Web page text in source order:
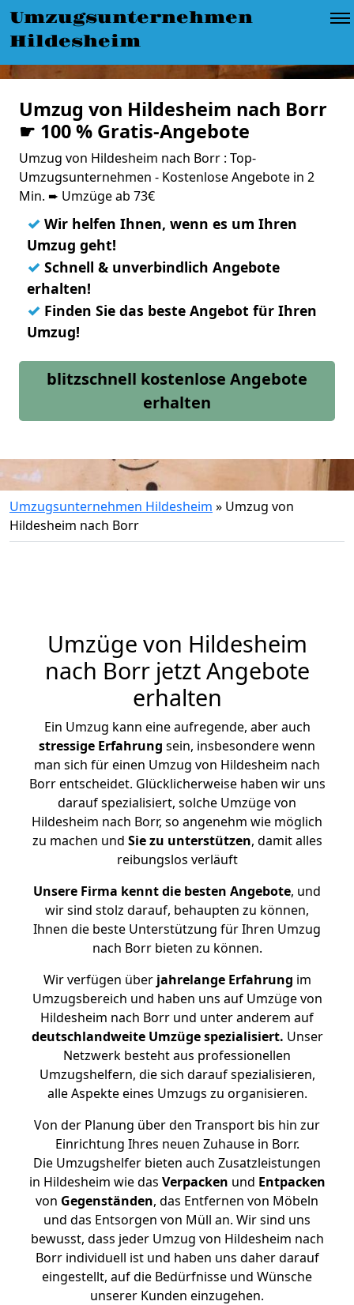
Umzugsunternehmen
Hildesheim
Umzug von Hildesheim nach Borr
☛ 100 % Gratis-Angebote
Umzug von Hildesheim nach Borr : Top-
Umzugsunternehmen - Kostenlose Angebote in 2
Min. ➨ Umzüge ab 73€
✓ Wir helfen Ihnen, wenn es um Ihren
Umzug geht!
✓ Schnell & unverbindlich Angebote
erhalten!
✓ Finden Sie das beste Angebot für Ihren
Umzug!
blitzschnell kostenlose Angebote
erhalten
Umzugsunternehmen Hildesheim » Umzug von
Hildesheim nach Borr
Umzüge von Hildesheim
nach Borr jetzt Angebote
erhalten
Ein Umzug kann eine aufregende, aber auch
stressige Erfahrung sein, insbesondere wenn
man sich für einen Umzug von Hildesheim nach
Borr entscheidet. Glücklicherweise haben wir uns
darauf spezialisiert, solche Umzüge von
Hildesheim nach Borr, so angenehm wie möglich
zu machen und Sie zu unterstützen, damit alles
reibungslos verläuft
Unsere Firma kennt die besten Angebote, und
wir sind stolz darauf, behaupten zu können,
Ihnen die beste Unterstützung für Ihren Umzug
nach Borr bieten zu können.
Wir verfügen überjahrelange Erfahrung im
Umzugsbereich und haben uns auf Umzüge von
Hildesheim nach Borr und unter anderem auf
deutschlandweite Umzüge spezialisiert. Unser
Netzwerk besteht aus professionellen
Umzugshelfern, die sich darauf spezialisieren,
alle Aspekte eines Umzugs zu organisieren.
Von der Planung über den Transport bis hin zur
Einrichtung Ihres neuen Zuhause in Borr.
Die Umzugshelfer bieten auch Zusatzleistungen
in Hildesheim wie das Verpacken und Entpacken
von Gegenständen, das Entfernen von Möbeln
und das Entsorgen von Müll an. Wir sind uns
bewusst, dass jeder Umzug von Hildesheim nach
Borr individuell ist und haben uns daher darauf
eingestellt, auf die Bedürfnisse und Wünsche
unserer Kunden einzugehen.